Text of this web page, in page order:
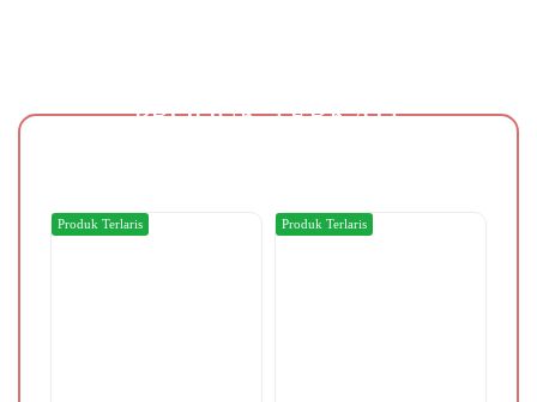
PRODUK TERKAIT
Produk Terlaris Produk Terlaris